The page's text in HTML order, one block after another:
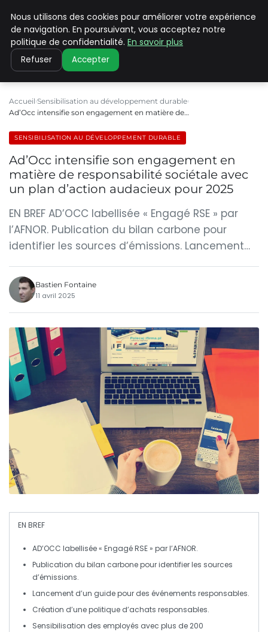
CLIMATE C ADVANCED
Accueil Sensibilisation au développement durable
Ad’Occ intensifie son engagement en matière de…
SENSIBILISATION AU DÉVELOPPEMENT DURABLE
Ad’Occ intensifie son engagement en
matière de responsabilité sociétale avec
un plan d’action audacieux pour 2025
EN BREF AD’OCC labellisée « Engagé RSE » par
l’AFNOR. Publication du bilan carbone pour
identifier les sources d’émissions. Lancement…
Bastien Fontaine
11 avril 2025
EN BREF
AD’OCC labellisée « Engagé RSE» par l’AFNOR.
Publication du bilan carbonepour identifier les sources
d’émissions.
Lancement d’un guide pour des événements responsables.
Création d’une politique d’achats responsables.
Sensibilisation des employés avec plus de 200
Nous utilisons des cookies pour améliorer votre expérience
de navigation. En poursuivant, vous acceptez notre
politique de confidentialité. En savoir plus
Refuser Accepter